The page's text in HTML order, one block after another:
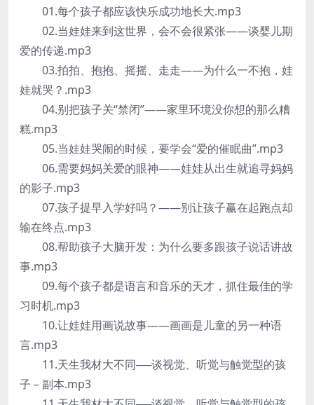
01.每个孩子都应该快乐成功地长大.mp3
02.当娃娃来到这世界，会不会很紧张——谈婴儿期
爱的传递.mp3
03.拍拍、抱抱、摇摇、走走——为什么一不抱，娃
娃就哭？.mp3
04.别把孩子关“禁闭”——家里环境没你想的那么糟
糕.mp3
05.当娃娃哭闹的时候，要学会“爱的催眠曲”.mp3
06.需要妈妈关爱的眼神——娃娃从出生就追寻妈妈
的影子.mp3
07.孩子提早入学好吗？——别让孩子赢在起跑点却
输在终点.mp3
08.帮助孩子大脑开发：为什么要多跟孩子说话讲故
事.mp3
09.每个孩子都是语言和音乐的天才，抓住最佳的学
习时机.mp3
10.让娃娃用画说故事——画画是儿童的另一种语
言.mp3
11.天生我材大不同──谈视觉、听觉与触觉型的孩
子 – 副本.mp3